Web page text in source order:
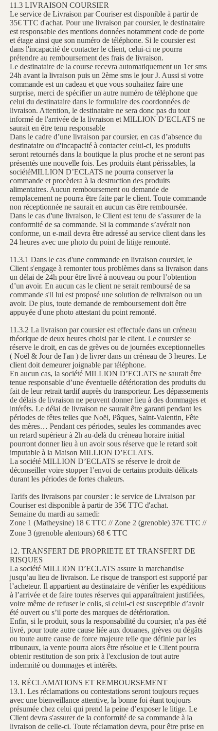
11.3 LIVRAISON COURSIER
Le service de Livraison par Couriser est disponible à partir de
35€ TTC d'achat. Pour une livraison par coursier, le destinataire
est responsable des mentions données notamment code de porte
et étage ainsi que son numéro de téléphone. Si le coursier est
dans l'incapacité de contacter le client, celui-ci ne pourra
prétendre au remboursement des frais de livraison.
Le destinataire de la course recevra automatiquement un 1er sms
24h avant la livraison puis un 2ème sms le jour J. Aussi si votre
commande est un cadeau et que vous souhaitez faire une
surprise, merci de spécifier un autre numéro de téléphone que
celui du destinataire dans le formulaire des coordonnées de
livraison. Attention, le destinataire ne sera donc pas du tout
informé de l'arrivée de la livraison et MILLION D’ECLATS ne
saurait en être tenu responsable
Dans le cadre d’une livraison par coursier, en cas d’absence du
destinataire ou d'incapacité à contacter celui-ci, les produits
seront retournés dans la boutique la plus proche et ne seront pas
présentés une nouvelle fois. Les produits étant périssables, la
sociétéMILLION D’ECLATS ne pourra conserver la
commande et procèdera à la destruction des produits
alimentaires. Aucun remboursement ou demande de
remplacement ne pourra être faite par le client. Toute commande
non réceptionnée ne saurait en aucun cas être remboursée.
Dans le cas d'une livraison, le Client est tenu de s’assurer de la
conformité de sa commande. Si la commande s’avérait non
conforme, un e-mail devra être adressé au service client dans les
24 heures avec une photo du point de litige remonté.
11.3.1 Dans le cas d'une commande en livraison coursier, le
Client s'engage à remonter tous problèmes dans sa livraison dans
un délai de 24h pour être livré à nouveau ou pour l’obtention
d’un avoir. En aucun cas le client ne serait remboursé de sa
commande s'il lui est proposé une solution de relivraison ou un
avoir. De plus, toute demande de remboursement doit être
appuyée d'une photo attestant du point remonté.
11.3.2 La livraison par coursier est effectuée dans un créneau
théorique de deux heures choisi par le client. Le coursier se
réserve le droit, en cas de grèves ou de journées exceptionnelles
( Noël & Jour de l'an ) de livrer dans un créneau de 3 heures. Le
client doit demeurer joignable par téléphone.
En aucun cas, la société MILLION D’ECLATS ne saurait être
tenue responsable d’une éventuelle détérioration des produits du
fait de leur retrait tardif auprès du transporteur. Les dépassements
de délais de livraison ne peuvent donner lieu à des dommages et
intérêts. Le délai de livraison ne saurait être garanti pendant les
périodes de fêtes telles que Noël, Pâques, Saint-Valentin, Fête
des mères… Pendant ces périodes, seules les commandes avec
un retard supérieur à 2h au-delà du créneau horaire initial
pourront donner lieu à un avoir sous réserve que le retard soit
imputable à la Maison MILLION D’ECLATS.
La société MILLION D’ECLATS se réserve le droit de
déconseiller voire stopper l’envoi de certains produits délicats
durant les périodes de fortes chaleurs.
Tarifs des livraisons par coursier : le service de Livraison par
Couriser est disponible à partir de 35€ TTC d'achat.
Semaine du mardi au samedi:
Zone 1 (Matheysine) 18 € TTC // Zone 2 (grenoble) 37€ TTC //
Zone 3 (grenoble alentours) 68 € TTC
12. TRANSFERT DE PROPRIETE ET TRANSFERT DE
RISQUES
La société MILLION D’ECLATS assure la marchandise
jusqu’au lieu de livraison. Le risque de transport est supporté par
l’acheteur. Il appartient au destinataire de vérifier les expéditions
à l’arrivée et de faire toutes réserves qui apparaîtraient justifiées,
voire même de refuser le colis, si celui-ci est susceptible d’avoir
été ouvert ou s’il porte des marques de détérioration.
Enfin, si le produit, sous la responsabilité du coursier, n'a pas été
livré, pour toute autre cause liée aux douanes, grèves ou dégâts
ou toute autre cause de force majeure telle que définie par les
tribunaux, la vente pourra alors être résolue et le Client pourra
obtenir restitution de son prix à l'exclusion de tout autre
indemnité ou dommages et intérêts.
13. RÉCLAMATIONS ET REMBOURSEMENT
13.1. Les réclamations ou contestations seront toujours reçues
avec une bienveillance attentive, la bonne foi étant toujours
présumée chez celui qui prend la peine d’exposer le litige. Le
Client devra s'assurer de la conformité de sa commande à la
livraison de celle-ci. Toute réclamation devra, pour être prise en